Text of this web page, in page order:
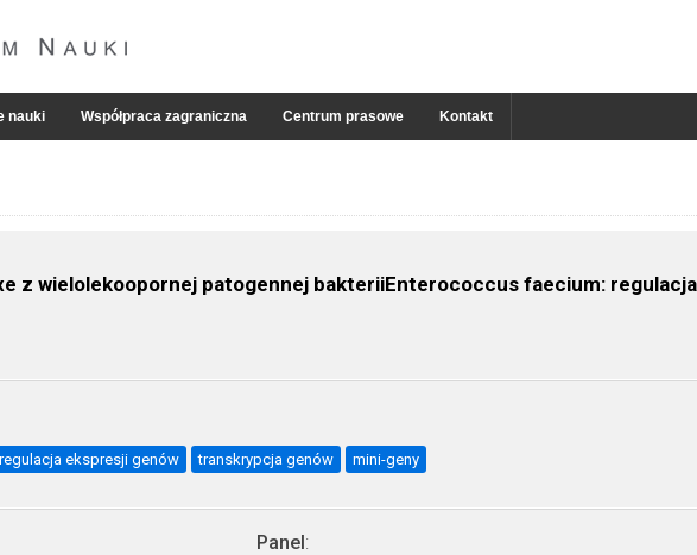
nauki Współpraca zagraniczna Centrum prasowe Kontakt
z wielolekoopornej patogennej bakteriiEnterococcus faecium: regulacja
regulacja ekspresji genów transkrypcja genów mini-geny
Panel: